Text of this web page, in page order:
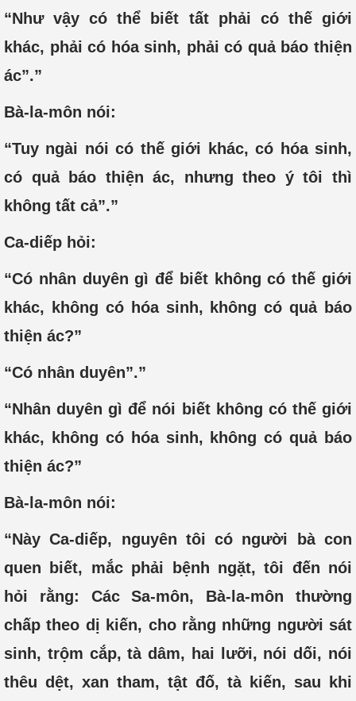
“Như vậy có thể biết tất phải có thế giới
khác, phải có hóa sinh, phải có quả báo thiện
ác”.”
Bà-la-môn nói:
“Tuy ngài nói có thế giới khác, có hóa sinh,
có quả báo thiện ác, nhưng theo ý tôi thì
không tất cả”.”
Ca-diếp hỏi:
“Có nhân duyên gì để biết không có thế giới
khác, không có hóa sinh, không có quả báo
thiện ác?”
“Có nhân duyên”.”
“Nhân duyên gì để nói biết không có thế giới
khác, không có hóa sinh, không có quả báo
thiện ác?”
Bà-la-môn nói:
“Này Ca-diếp, nguyên tôi có người bà con
quen biết, mắc phải bệnh ngặt, tôi đến nói
hỏi rằng: Các Sa-môn, Bà-la-môn thường
chấp theo dị kiến, cho rằng những người sát
sinh, trộm cắp, tà dâm, hai lưỡi, nói dối, nói
thêu dệt, xan tham, tật đố, tà kiến, sau khi